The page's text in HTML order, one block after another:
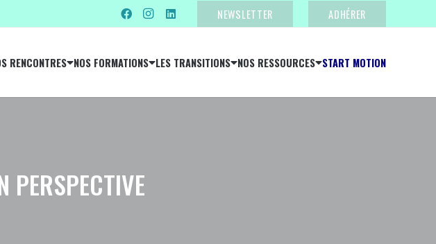
NEWSLETTER ADHÉRER
RENCONTRES NOS FORMATIONS LES TRANSITIONS NOS RESSOURCES START MOTION
PERSPECTIVE